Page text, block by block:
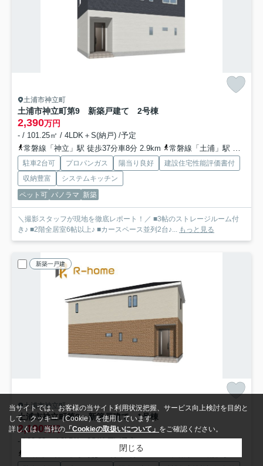
土浦市神立町
土浦市神立町第9 新築戸建て 2号棟
2,390万円
- / 101.25㎡ / 4LDK＋S(納戸) /予定
常磐線「神立」駅 徒歩37分車8分 2.9km
常磐線「土浦」駅 徒歩60分車12分 4.8km
駐車2台可 プロパンガス 陽当り良好
建設住宅性能評価書付
収納豊富
システムキッチン
ペット可 パノラマ 新築
＼撮影スタッフが現地を徹底レポート！／ ■3帖のストレージルーム付
き♪ ■2階全居室6帖以上♪ ■カースペース並列2台♪... もっと見る
新築一戸建
土浦市神立町
土浦市神立町第9 新築戸建て 1号棟
2,190万円
- / 98.82㎡ / 3LDK＋2S(納戸) /予定
常磐線「神立」駅 徒歩37分車8分 2.9km
当サイトでは、お客様の当サイト利用状況把握、サービス向上検討を目的と
して、クッキー（Cookie）を使用しています。
詳しくは、当社の 「Cookieの取扱いについて」 をご確認ください。
閉じる